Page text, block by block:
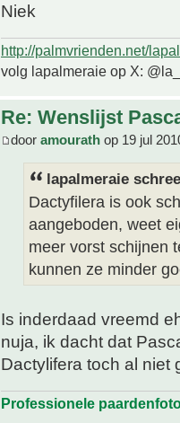
Niek
http://palmvrienden.net/
volg lapalmeraie op X:
Re: Wenslijst
door amourath op 19 jul
lapalmeraie
Dactyfilera is ook
aangeboden, weet
meer vorst schijnen
kunnen ze minder
Is inderdaad vreemd
nuja, ik dacht dat
Dactylifera toch al niet
Professionele